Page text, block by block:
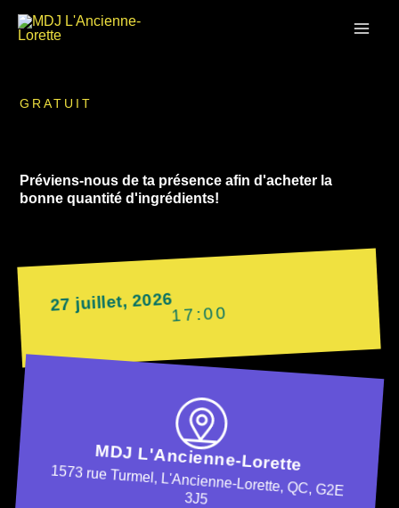
contenu
GRATUIT
Préviens-nous de ta présence afin d'acheter la
bonne quantité d'ingrédients!
27 juillet, 202617:00
MDJ L'Ancienne-Lorette
1573 rue Turmel, L'Ancienne-Lorette, QC, G2E
3J5